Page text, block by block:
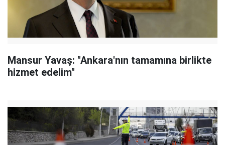
Mansur Yavaş: "Ankara'nın tamamına birlikte
hizmet edelim"